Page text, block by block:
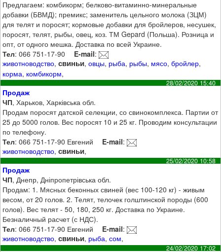
Предлагаем: комбикорм; белково-витаминно-минеральные
добавки (БВМД); премикс; заменитель цельного молока (ЗЦМ)
для телят и поросят; кормовые добавки для бройлеров, несушек,
поросят, телят, рыбы, овец, коз. ТМ Gepard (Польша). Розница и
опт, от одного мешка. Доставка по всей Украине.
Тел: 066 751-17-90 E-mail:
животноводство,свиньи,овцы, рыба, рыбы, мясо,бройлер,
корма, комбикорм,
28/02/2020 15:40
Продаж
ЧП, Харьков, Харківська обл.
Продам поросят датской селекции, со свинокомплекса. Партии от
25 до 5000 голов. Вес поросят 10 и 25 кг. Проводим консультации
по телефону.
Тел: 066 751-17-90 Евгений E-mail:
животноводство,свиньи,
25/02/2020 10:58
Продаж
ЧП, Днепр, Дніпропетрівська обл.
Продам: 1. Мясных беконных свиней (вес 100-120 кг) - живым
весом, от 20 голов. 2. Телят, телочек голштинской породы (600
голов). Вес телят - 50, 180, 250 кг. Доставка по Украине.
Безналичный расчет (с НДС).
Тел: 066 751-17-90 Евгений E-mail:
животноводство,свиньи, рыба,сом,
24/02/2020 17:02